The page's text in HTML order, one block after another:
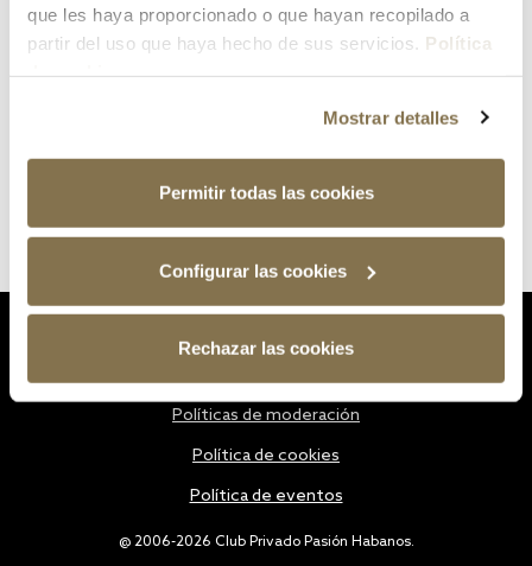
que les haya proporcionado o que hayan recopilado a
partir del uso que haya hecho de sus servicios. Política
Mostrar detalles
Permitir todas las cookies
Configurar las cookies
Rechazar las cookies
@ 2006-2026 Club Privado Pasión Habanos.
Políticas de moderación
Política de cookies
Política de eventos